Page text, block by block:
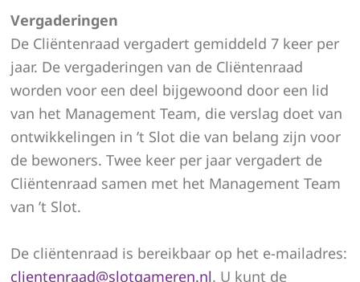
Vergaderingen
De Cliëntenraad vergadert gemiddeld 7 keer per
jaar. De vergaderingen van de Cliëntenraad
worden voor een deel bijgewoond door een lid
van het Management Team, die verslag doet van
ontwikkelingen in ’t Slot die van belang zijn voor
de bewoners. Twee keer per jaar vergadert de
Cliëntenraad samen met het Management Team
van ’t Slot.
De cliëntenraad is bereikbaar op het e-mailadres:
clientenraad@slotgameren.nl. U kunt de